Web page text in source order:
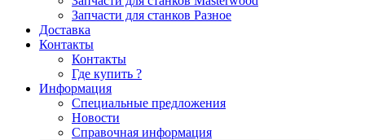
Запчасти для станков Разное
Доставка
Контакты
Контакты
Где купить ?
Информация
Специальные предложения
Новости
Справочная информация